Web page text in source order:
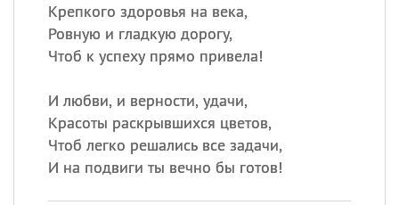
Крепкого здоровья на века,
Ровную и гладкую дорогу,
Чтоб к успеху прямо привела!
И любви, и верности, удачи,
Красоты раскрывшихся цветов,
Чтоб легко решались все задачи,
И на подвиги ты вечно бы готов!
Сегодня празднуют именины
Сергей, Теодор,
Посмотреть значение
происхождение